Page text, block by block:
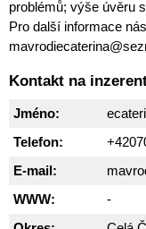
problémů; výše úvěru
Pro další informace
Kontakt na
Jméno:
Telefon:
E-mail:
WWW:
-